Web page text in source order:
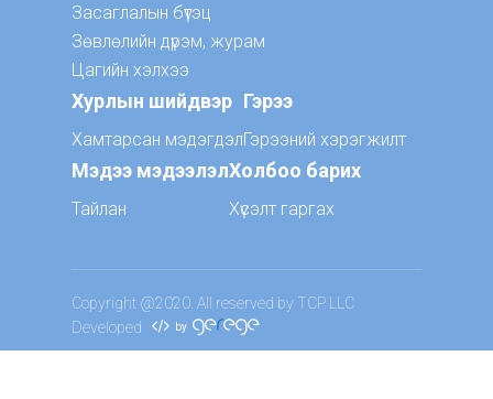
Засаглалын бүтэц
Зөвлөлийн дүрэм, журам
Цагийн хэлхээ
Хурлын шийдвэр
Хамтарсан мэдэгдэл
Гэрээ
Гэрээний хэрэгжилт
Мэдээ мэдээлэл
Тайлан
Холбоо барих
Хүсэлт гаргах
Copyright @2020. All reserved by TCP LLC
Developed
by